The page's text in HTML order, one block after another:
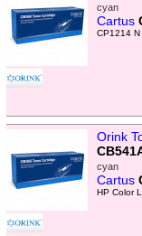
cyan
Cartus
CP1214 N
Orink
cyan
Cartus
HP Color